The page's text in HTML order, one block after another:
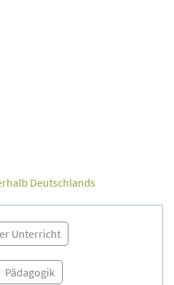
Deutschlands
Unterricht
Pädagogik